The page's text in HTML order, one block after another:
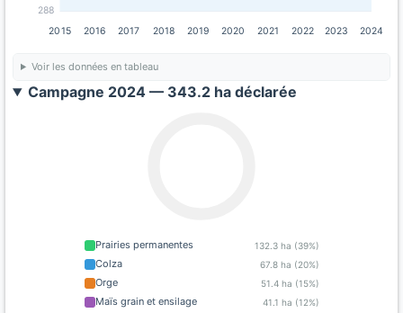
288
2015 2016 2017 2018 2019 2020 2021 2022 2023 2024
Voir les données en tableau
Campagne 2024 — 343.2 ha déclarée
Prairies permanentes 132.3 ha (39%)
Colza 67.8 ha (20%)
Orge 51.4 ha (15%)
Maïs grain et ensilage 41.1 ha (12%)